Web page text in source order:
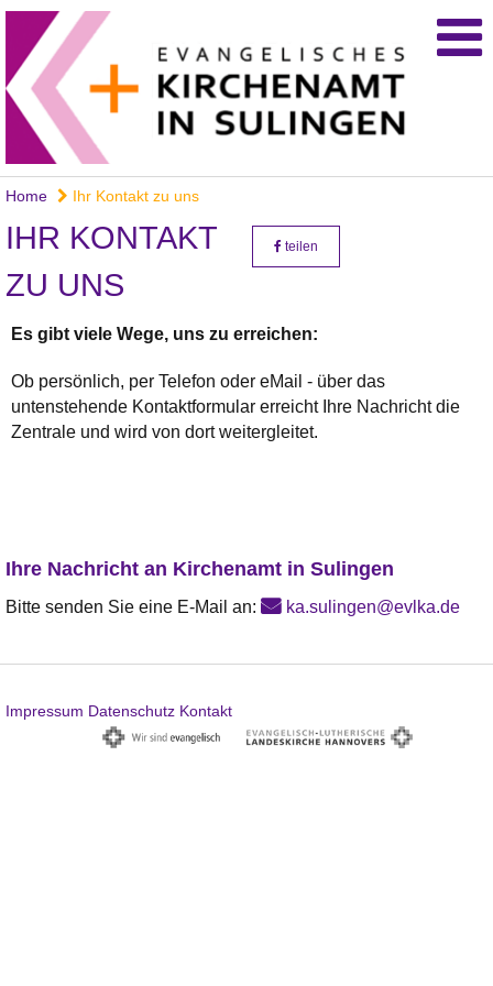
Home Ihr Kontakt zu uns
IHR KONTAKT
ZU UNS
teilen
Es gibt viele Wege, uns zu erreichen:
Ob persönlich, per Telefon oder eMail - über das
untenstehende Kontaktformular erreicht Ihre Nachricht die
Zentrale und wird von dort weitergleitet.
Ihre Nachricht an Kirchenamt in Sulingen
Bitte senden Sie eine E-Mail an: ka.sulingen@evlka.de
Impressum Datenschutz Kontakt